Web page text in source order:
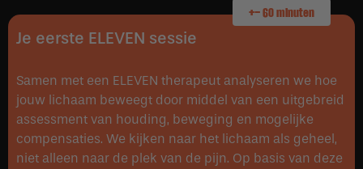
+- 60 minuten
Je eerste ELEVEN sessie
Samen met een ELEVEN therapeut analyseren we hoe
jouw lichaam beweegt door middel van een uitgebreid
assessment van houding, beweging en mogelijke
compensaties. We kijken naar het lichaam als geheel,
niet alleen naar de plek van de pijn. Op basis van deze